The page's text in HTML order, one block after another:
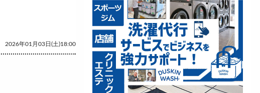
2026年01月03日(土)18:00